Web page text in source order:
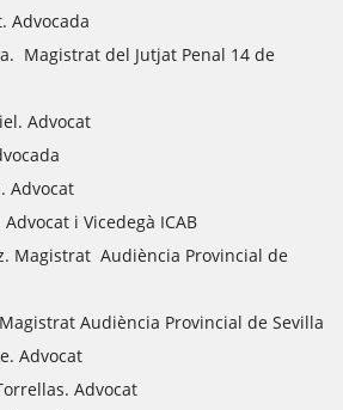
Advocada
Magistrat del Jutjat Penal 14 de
Advocat
Advocat
i Vicedegà ICAB
Magistrat Audiència Provincial de
Audiència Provincial de Sevilla
Advocat
Advocat